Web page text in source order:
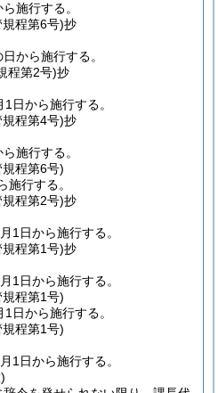
施行する。
規程第6号)抄
から施行する。
程第2号)抄
日から施行する。
規程第4号)抄
施行する。
程第6号)
施行する。
規程第2号)抄
1日から施行する。
規程第1号)抄
1日から施行する。
程第1号)
日から施行する。
程第1号)
1日から施行する。